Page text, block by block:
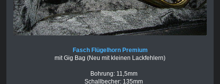
Fasch Flügelhorn Premium
mit Gig Bag (Neu mit kleinen Lackfehlern)
Bohrung: 11,5mm
Schallbecher: 135mm